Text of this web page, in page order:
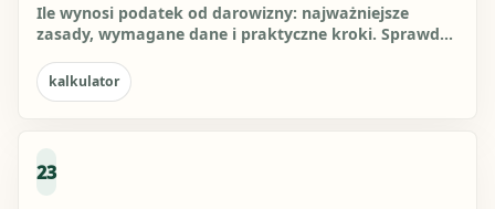
Ile wynosi podatek od darowizny: najważniejsze
zasady, wymagane dane i praktyczne kroki. Sprawdź,
kalkulator
23